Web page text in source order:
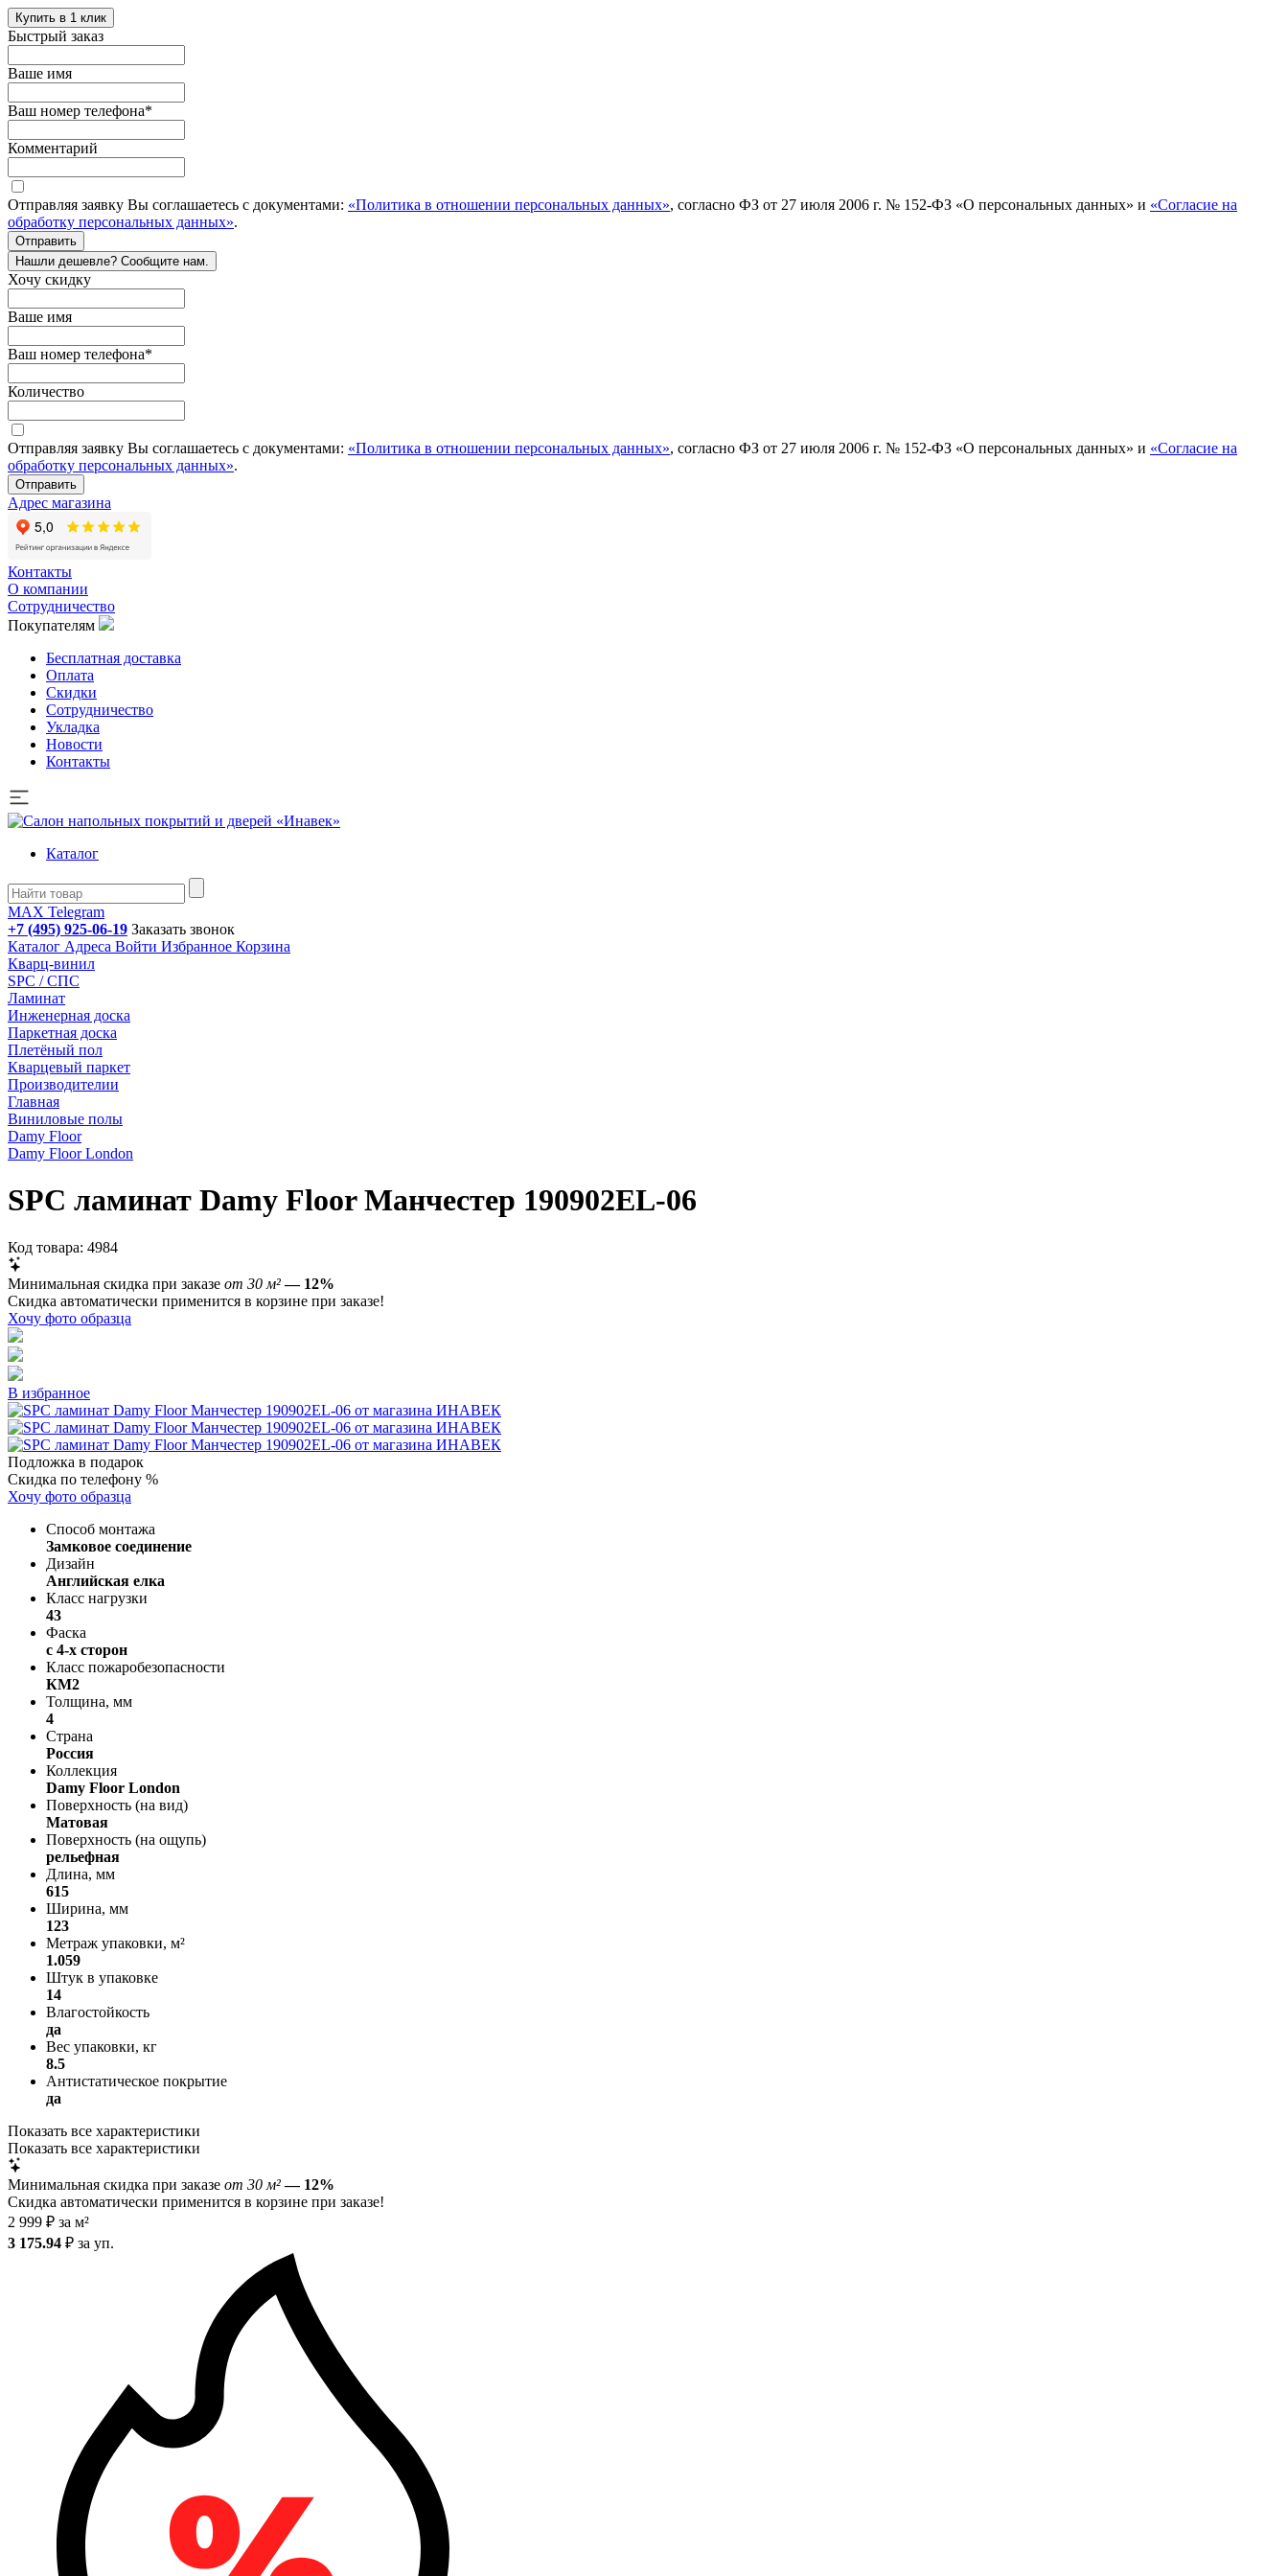
Купить в 1 клик
Быстрый заказ
Ваше имя
Ваш номер телефона*
Комментарий
Отправляя заявку Вы соглашаетесь с документами: «Политика в отношении персональных данных», согласно ФЗ от 27 июля 2006 г. № 152-ФЗ «О персональных данных» и «Согласие на
обработку персональных данных».
Отправить
Нашли дешевле? Сообщите нам.
Хочу скидку
Ваше имя
Ваш номер телефона*
Количество
Отправляя заявку Вы соглашаетесь с документами: «Политика в отношении персональных данных», согласно ФЗ от 27 июля 2006 г. № 152-ФЗ «О персональных данных» и «Согласие на
обработку персональных данных».
Отправить
Адрес магазина
Контакты
О компании
Сотрудничество
Покупателям
Бесплатная доставка
Оплата
Скидки
Сотрудничество
Укладка
Новости
Контакты
Каталог
MAX Telegram
+7 (495) 925-06-19 Заказать звонок
Каталог Адреса Войти Избранное Корзина
Кварц-винил
SPC / СПС
Ламинат
Инженерная доска
Паркетная доска
Плетёный пол
Кварцевый паркет
Производителии
Главная
Виниловые полы
Damy Floor
Damy Floor London
SPC ламинат Damy Floor Манчестер 190902EL-06
Код товара: 4984
Минимальная скидка при заказе от 30 м² — 12%
Скидка автоматически применится в корзине при заказе!
Хочу фото образца
В избранное
Подложка в подарок
Скидка по телефону %
Хочу фото образца
Способ монтажа
Замковое соединение
Дизайн
Английская елка
Класс нагрузки
43
Фаска
с 4-х сторон
Класс пожаробезопасности
КМ2
Толщина, мм
4
Страна
Россия
Коллекция
Damy Floor London
Поверхность (на вид)
Матовая
Поверхность (на ощупь)
рельефная
Длина, мм
615
Ширина, мм
123
Метраж упаковки, м²
1.059
Штук в упаковке
14
Влагостойкость
да
Вес упаковки, кг
8.5
Антистатическое покрытие
да
Показать все характеристики
Показать все характеристики
Минимальная скидка при заказе от 30 м² — 12%
Скидка автоматически применится в корзине при заказе!
2 999 ₽ за м²
3 175.94 ₽ за уп.